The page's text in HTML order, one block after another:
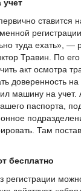
учет
ставится
туда ехать», —
Травин. По
акт осмотра
доверенность
машину на учет.
паспорта,
Там
бесплатно
регистрации